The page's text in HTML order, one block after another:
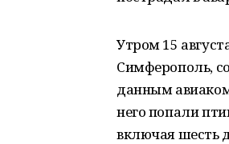
Утром 15
Симферополь,
данным
него попали
включая шесть